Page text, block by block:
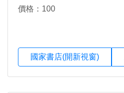
價格：100
國家書店(開新視窗)